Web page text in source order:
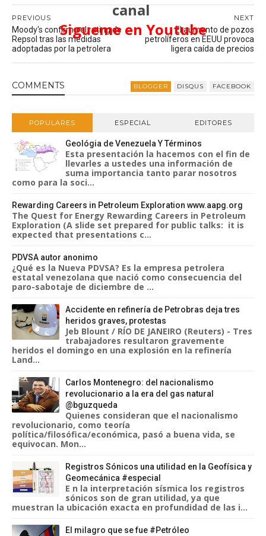
canal
Sigueme en Youtube
NEXT
El aumento de pozos
petrolíferos en EEUU provoca
ligera caída de precios
PREVIOUS
Moody's confirma el rating de
Repsol tras las medidas
adoptadas por la petrolera
COMMENTS BLOGGER DISQUS FACEBOOK
POPULARES ESPECIAL EDITORES
Geológia de Venezuela Y Términos
Esta presentación la hacemos con el fin de
llevarles a ustedes una información de
suma importancia tanto parar nosotros
como para la soci...
Rewarding Careers in Petroleum Exploration www.aapg.org
The Quest for Energy Rewarding Careers in Petroleum
Exploration (A slide set prepared for public talks: it is
expected that presentations c...
PDVSA autor anonimo
¿Qué es la Nueva PDVSA? Es la empresa petrolera
estatal venezolana que nació como consecuencia del
paro-sabotaje de diciembre de ...
Accidente en refinería de Petrobras deja tres
heridos graves, protestas
Jeb Blount / RÍO DE JANEIRO (Reuters) - Tres
trabajadores resultaron gravemente
heridos el domingo en una explosión en la refinería
Land...
Carlos Montenegro: del nacionalismo
revolucionario a la era del gas natural
@bguzqueda
Quienes consideran que el nacionalismo
revolucionario, como teoría
política/filosófica/económica, pasó a buena vida, se
equivocan. Mon...
Registros Sónicos una utilidad en la Geofísica y
Geomecánica #especial
E n la interpretación sísmica los registros
sónicos son de gran utilidad, ya que
muestran la ubicación exacta en profundidad de las i...
El milagro que se fue #Petróleo